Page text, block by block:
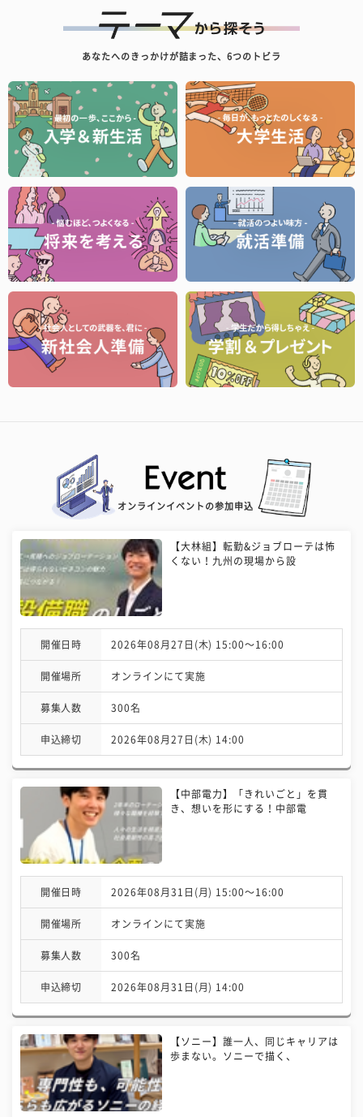
あなたへのきっかけが詰まった、6つのトビラ
オンラインイベントの参加申込
【大林組】転勤&ジョブローテは怖
くない！九州の現場から設
開催日時 2026年08月27日(木) 15:00〜16:00
開催場所 オンラインにて実施
募集人数 300名
申込締切 2026年08月27日(木) 14:00
【中部電力】「きれいごと」を貫
き、想いを形にする！中部電
開催日時 2026年08月31日(月) 15:00〜16:00
開催場所 オンラインにて実施
募集人数 300名
申込締切 2026年08月31日(月) 14:00
【ソニー】誰一人、同じキャリアは
歩まない。ソニーで描く、